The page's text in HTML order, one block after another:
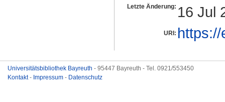
Letzte Änderung: 16 Jul
URI:
Universitätsbibliothek Bayreuth - 95447 Bayreuth - Tel. 0921/553450
Kontakt- Impressum - Datenschutz